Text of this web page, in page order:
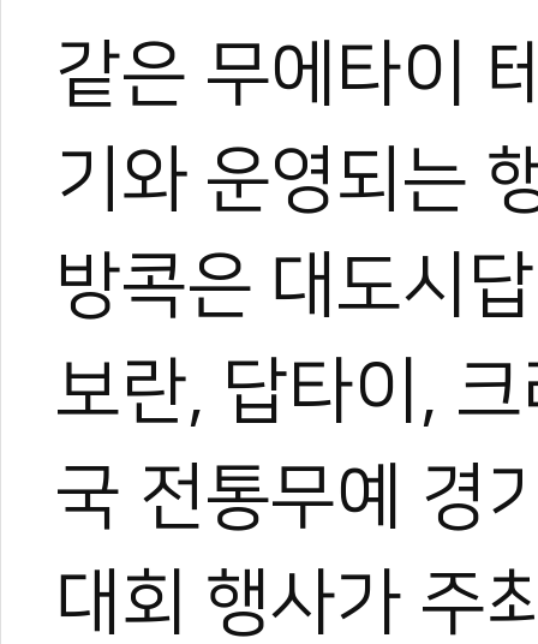
같은 무에타이
기와 운영되는
방콕은 대도시
보란, 답타이,
국 전통무예 경
대회 행사가 주